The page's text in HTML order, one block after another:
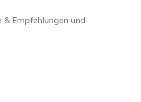
Empfehlungen und